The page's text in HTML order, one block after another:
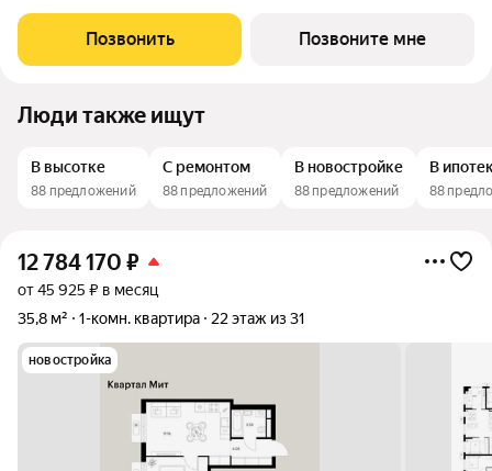
расположение 20 минут пешком до станции метро
«Пятницкое шоссе». 8 минут на автомобиле
Позвонить Позвоните мне
Люди также ищут
В высотке
88 предложений
С ремонтом
88 предложений
В новостройке
88 предложений
В
88
12 784 170 ₽
от 45 925 ₽ в месяц
35,8 м²
1-комн. квартира 22 этаж из 31
новостройка